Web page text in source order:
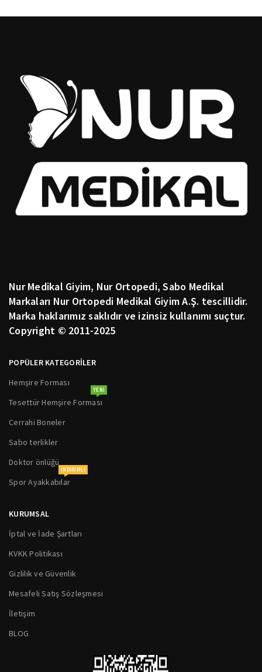
Nur Medikal Giyim, Nur Ortopedi, Sabo Medikal
Markaları Nur Ortopedi Medikal Giyim A.Ş. tescillidir.
Marka haklarımız saklıdır ve izinsiz kullanımı suçtur.
Copyright © 2011-2025
POPÜLER KATEGORİLER
Hemşire Forması
Tesettür Hemşire Forması
YENI
Cerrahi Boneler
Sabo terlikler
Doktor önlüğü
Spor Ayakkabılar
INDIRIMLI
KURUMSAL
İptal ve İade Şartları
KVKK Politikası
Gizlilik ve Güvenlik
Mesafeli Satış Sözleşmesi
İletişim
BLOG